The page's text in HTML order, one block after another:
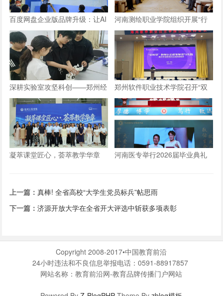
百度网盘企业版品牌升级：让AI
长在数字资产上，成就“超级组
织”
河南测绘职业学院组织开展“行
走的思政课”实践教学活动
深耕实验室攻坚科创——郑州经
贸学院学子自研仿生机械手
郑州软件职业技术学院召开“双
师型”教师认定政策及企业实践
专项解读会议
凝萃课堂匠心，荟萃教学华章
河南医专举行2026届毕业典礼
上一篇：真棒! 全省高校“大学生党员标兵”帖思雨
下一篇：济源开放大学在全省开大评选中斩获多项表彰
Copyright 2008-2017•中国教育前沿
24小时违法和不良信息举报电话：0591-88917857
网站名称：教育前沿网-教育品牌传播门户网站